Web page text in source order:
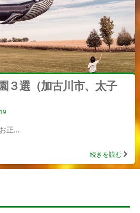
３選（加古川市、太子
正…
続きを読む